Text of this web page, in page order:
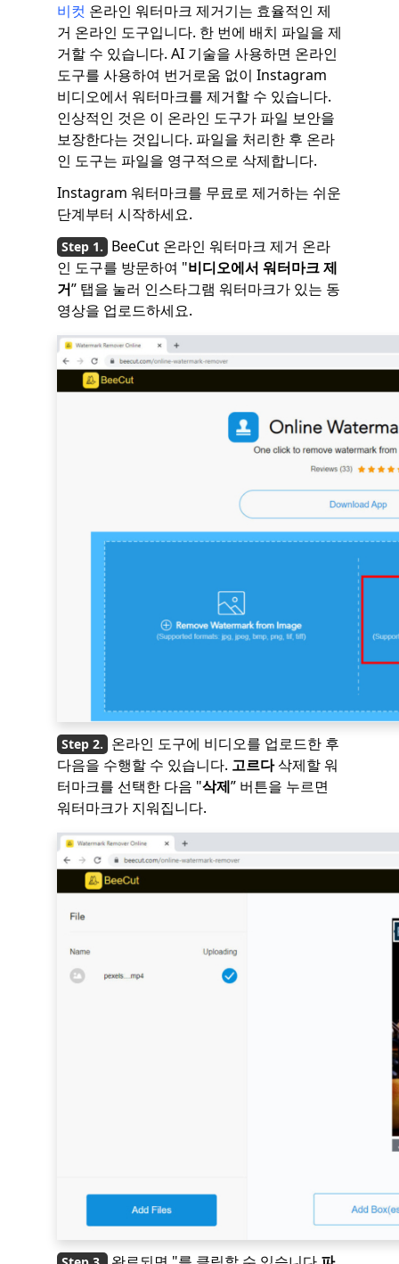
비컷 온라인 워터마크 제거기는 효율적인 제
거 온라인 도구입니다. 한 번에 배치 파일을 제
거할 수 있습니다. AI 기술을 사용하면 온라인
도구를 사용하여 번거로움 없이 Instagram
비디오에서 워터마크를 제거할 수 있습니다.
인상적인 것은 이 온라인 도구가 파일 보안을
보장한다는 것입니다. 파일을 처리한 후 온라
인 도구는 파일을 영구적으로 삭제합니다.
Instagram 워터마크를 무료로 제거하는 쉬운
단계부터 시작하세요.
BeeCut 온라인 워터마크 제거 온라
인 도구를 방문하여 "비디오에서 워터마크 제
거” 탭을 눌러 인스타그램 워터마크가 있는 동
영상을 업로드하세요.
온라인 도구에 비디오를 업로드한 후
다음을 수행할 수 있습니다. 고르다삭제할 워
터마크를 선택한 다음 "삭제” 버튼을 누르면
워터마크가 지워집니다.